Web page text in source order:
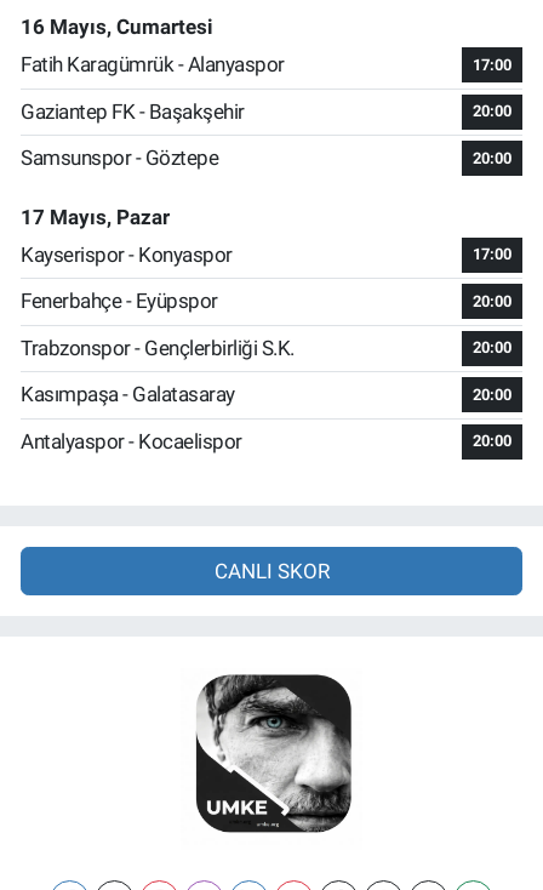
16 Mayıs, Cumartesi
Fatih Karagümrük - Alanyaspor
17:00
Gaziantep FK - Başakşehir 20:00
Samsunspor - Göztepe 20:00
17 Mayıs, Pazar
Kayserispor - Konyaspor
17:00
Fenerbahçe - Eyüpspor 20:00
Trabzonspor - Gençlerbirliği S.K. 20:00
Kasımpaşa - Galatasaray 20:00
Antalyaspor - Kocaelispor 20:00
CANLI SKOR